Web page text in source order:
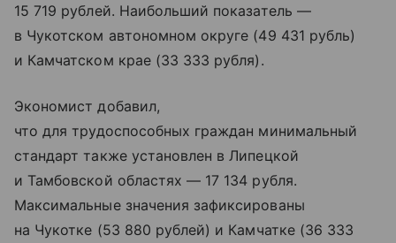
15 719 рублей. Наибольший показатель —
в Чукотском автономном округе (49 431 рубль)
и Камчатском крае (33 333 рубля).
Экономист добавил,
что для трудоспособных граждан минимальный
стандарт также установлен в Липецкой
и Тамбовской областях — 17 134 рубля.
Максимальные значения зафиксированы
на Чукотке (53 880 рублей) и Камчатке (36 333